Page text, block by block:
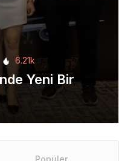
6.21k
Yeni Bir